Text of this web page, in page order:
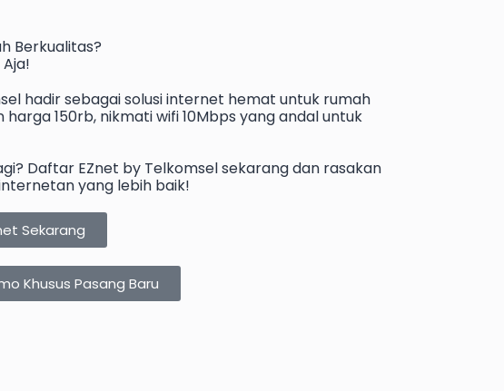
Berkualitas?
Aja!
hadir sebagai solusi internet hemat untuk rumah
harga 150rb, nikmati wifi 10Mbps yang andal untuk
Daftar EZnet by Telkomsel sekarang dan rasakan
yang lebih baik!
Sekarang
Khusus Pasang Baru